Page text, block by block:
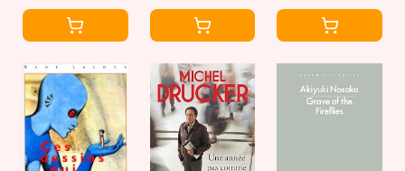
Philippe Risoli,
l'animateur
emblématique
du "Juste Prix"